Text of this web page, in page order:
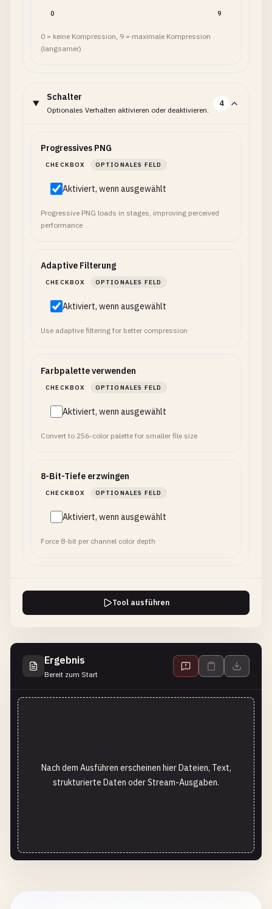
0 9
0 = keine Kompression, 9 = maximale Kompression
(langsamer)
Schalter
Optionales Verhalten aktivieren oder deaktivieren.
4
Progressives PNG
CHECKBOX OPTIONALES FELD
Aktiviert, wenn ausgewählt
Progressive PNG loads in stages, improving perceived
performance
Adaptive Filterung
CHECKBOX OPTIONALES FELD
Aktiviert, wenn ausgewählt
Use adaptive filtering for better compression
Farbpalette verwenden
CHECKBOX OPTIONALES FELD
Aktiviert, wenn ausgewählt
Convert to 256-color palette for smaller file size
8-Bit-Tiefe erzwingen
CHECKBOX OPTIONALES FELD
Aktiviert, wenn ausgewählt
Force 8-bit per channel color depth
Tool ausführen
Ergebnis
Bereit zum Start
Nach dem Ausführen erscheinen hier Dateien, Text,
strukturierte Daten oder Stream-Ausgaben.